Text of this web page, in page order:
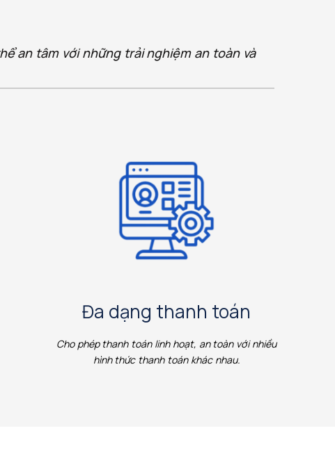
an tâm với những trải nghiệm an toàn và
Đa dạng thanh toán
Cho phép thanh toán linh hoạt, an toàn với nhiều
hình thức thanh toán khác nhau.